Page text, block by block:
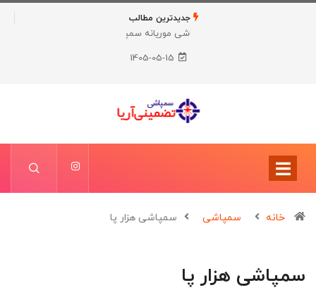
جدیدترین مطالب
سمپاشی ساس
1405-05-15
خانه سمپاشی سمپاشی هزار پا
سمپاشی هزار پا